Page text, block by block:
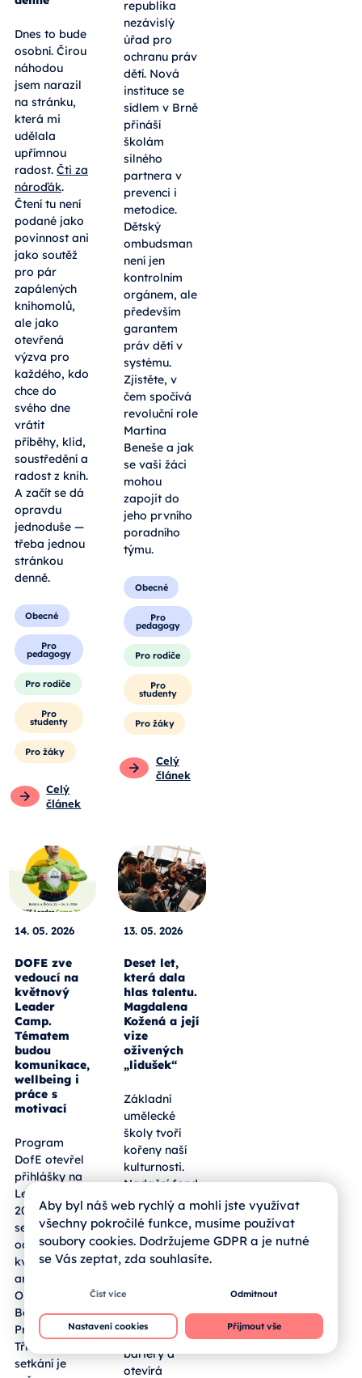
Dnes to bude
osobní. Čirou
náhodou
jsem narazil
na stránku,
která mi
udělala
upřímnou
radost. Čti za
nároďák.
Čtení tu není
podané jako
povinnost ani
jako soutěž
pro pár
zapálených
knihomolů,
ale jako
otevřená
výzva pro
každého, kdo
chce do
svého dne
vrátit
příběhy, klid,
soustředění a
radost z knih.
A začít se dá
opravdu
jednoduše —
třeba jednou
stránkou
denně.
Obecné
Pro
pedagogy
Pro rodiče
Pro
studenty
Pro žáky
Celý
článek
republika
nezávislý
úřad pro
ochranu práv
dětí. Nová
instituce se
sídlem v Brně
přináší
školám
silného
partnera v
prevenci i
metodice.
Dětský
ombudsman
není jen
kontrolním
orgánem, ale
především
garantem
práv dětí v
systému.
Zjistěte, v
čem spočívá
revoluční role
Martina
Beneše a jak
se vaši žáci
mohou
zapojit do
jeho prvního
poradního
týmu.
Obecné
Pro
pedagogy
Pro rodiče
Pro
studenty
Pro žáky
Celý
článek
14. 05. 2026
DOFE zve
vedoucí na
květnový
Leader
Camp.
Tématem
budou
komunikace,
wellbeing i
práce s
motivací
Program
DofE otevřel
přihlášky na
Leader Camp
2026, který
se uskuteční
od 22. do 24.
května v
areálu školy
Open Gate v
Babicích u
Prahy.
Třídenní
setkání je
13. 05. 2026
Deset let,
která dala
hlas talentu.
Magdalena
Kožená a její
vize
oživených
„lidušek“
Základní
umělecké
školy tvoří
kořeny naší
kulturnosti.
Nadační fond
Magdaleny
Koženéletos
slaví dekádu
své existence
a dokazuje,
podpora
nadání bourá
bariéry a
otevírá
Aby byl náš web rychlý a mohli jste využívat
všechny pokročilé funkce, musíme používat
soubory cookies. Dodržujeme GDPR a je nutné
se Vás zeptat, zda souhlasíte.
Číst více Odmítnout
Nastavení cookies Přijmout vše